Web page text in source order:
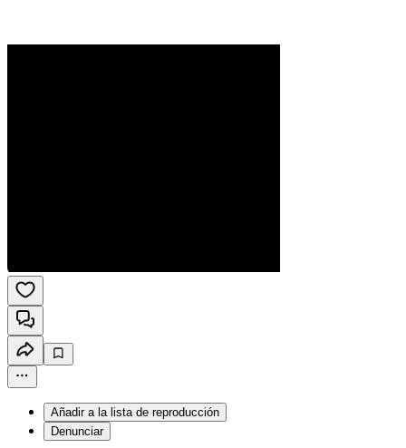
Añadir a la lista de reproducción
Denunciar